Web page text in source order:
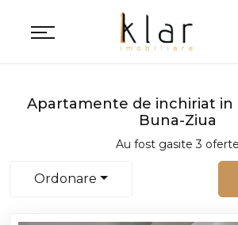
Apartamente de inchiriat in
Buna-Ziua
Au fost gasite 3 oferte
Ordonare